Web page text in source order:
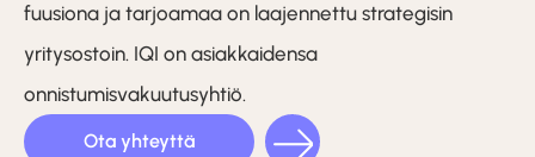
fuusiona ja tarjoamaa on laajennettu strategisin
yritysostoin. IQI on asiakkaidensa
onnistumisvakuutusyhtiö.
Ota yhteyttä